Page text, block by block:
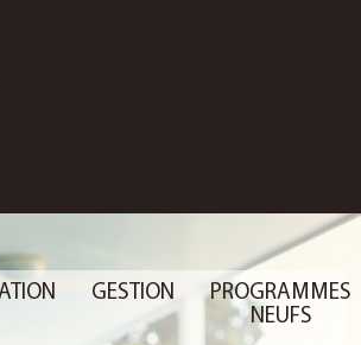
GESTION
PROGRAMMES
NEUFS